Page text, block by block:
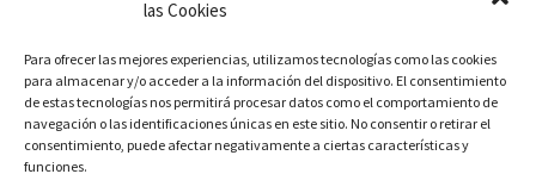
las Cookies
Para ofrecer las mejores experiencias, utilizamos tecnologías como las cookies
para almacenar y/o acceder a la información del dispositivo. El consentimiento
de estas tecnologías nos permitirá procesar datos como el comportamiento de
navegación o las identificaciones únicas en este sitio. No consentir o retirar el
consentimiento, puede afectar negativamente a ciertas características y
funciones.
Civil: 12-30 meses. Penal: variable.
¿Y los anuncios en
marketplaces especializados?